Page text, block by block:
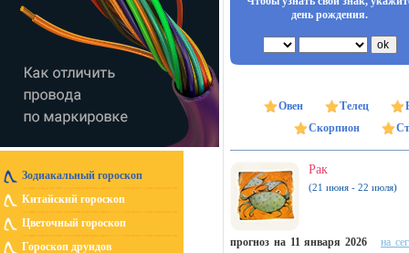
Зодиакальный гороскоп
Китайский гороскоп
Цветочный гороскоп
Гороскоп друидов
день рождения.
Овен Телец
Скорпион
Рак
(21 июня - 22 июля)
прогноз на 11 января 2026
на